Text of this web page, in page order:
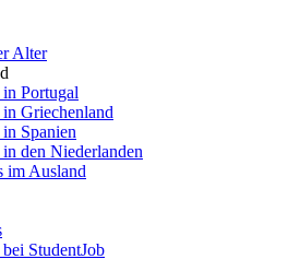
Alter
Portugal
Griechenland
Spanien
den Niederlanden
im Ausland
StudentJob